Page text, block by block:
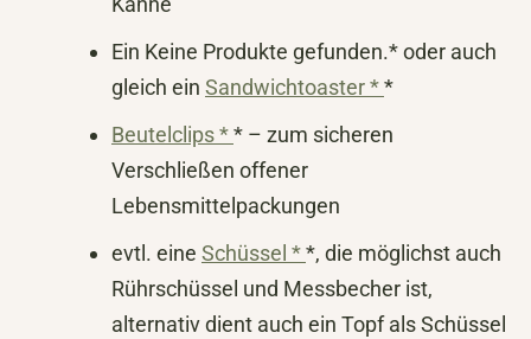
Ein Keine Produkte gefunden.* oder auch
gleich ein Sandwichtoaster **
Beutelclips ** – zum sicheren
Verschließen offener
Lebensmittelpackungen
evtl. eine Schüssel **, die möglichst auch
Rührschüssel und Messbecher ist,
alternativ dient auch ein Topf als Schüssel